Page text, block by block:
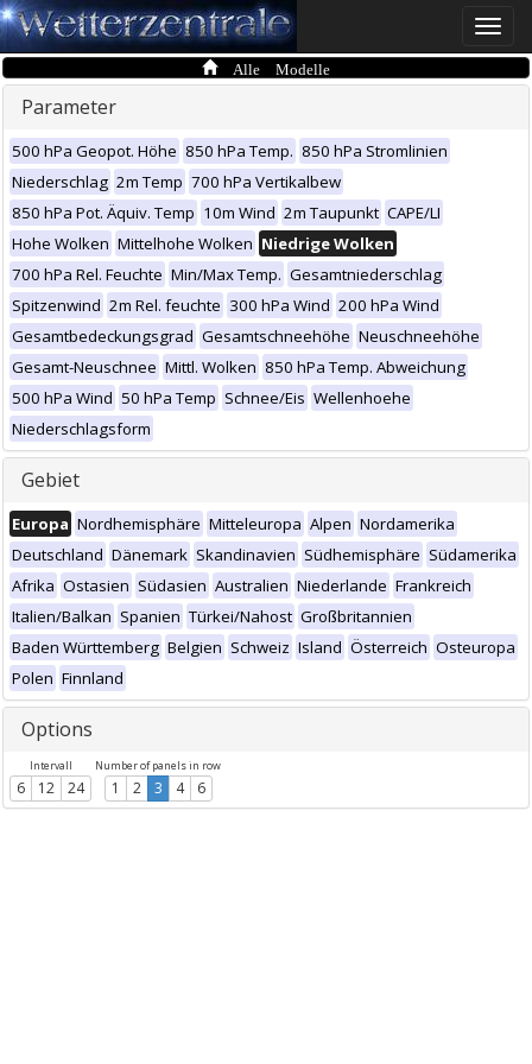
Toggle
Alle Modelle
Parameter
500 hPa Geopot. Höhe 850 hPa Temp. 850 hPa Stromlinien
Niederschlag 2m Temp 700 hPa Vertikalbew
850 hPa Pot. Äquiv. Temp 10m Wind 2m Taupunkt CAPE/LI
Hohe Wolken Mittelhohe Wolken Niedrige Wolken
700 hPa Rel. Feuchte Min/Max Temp. Gesamtniederschlag
Spitzenwind 2m Rel. feuchte 300 hPa Wind 200 hPa Wind
Gesamtbedeckungsgrad Gesamtschneehöhe Neuschneehöhe
Gesamt-Neuschnee Mittl. Wolken 850 hPa Temp. Abweichung
500 hPa Wind 50 hPa Temp Schnee/Eis Wellenhoehe
Niederschlagsform
Gebiet
Europa Nordhemisphäre Mitteleuropa Alpen Nordamerika
Deutschland Dänemark Skandinavien Südhemisphäre Südamerika
Afrika Ostasien Südasien Australien Niederlande Frankreich
Italien/Balkan Spanien Türkei/Nahost Großbritannien
Baden Württemberg Belgien Schweiz Island Österreich Osteuropa
Polen Finnland
Options
Intervall
6 12 24
Number of panels in row
1 2 3 4 6